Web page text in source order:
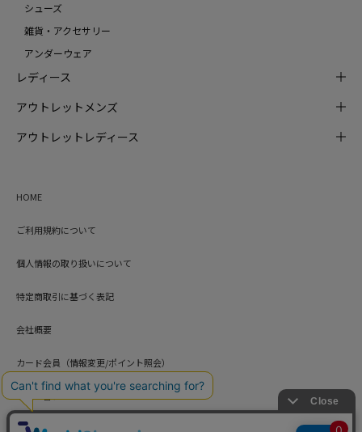
シューズ
雑貨・アクセサリー
アンダーウェア
レディース
アウトレットメンズ
アウトレットレディース
HOME
ご利用規約について
個人情報の取り扱いについて
特定商取引に基づく表記
会社概要
カード会員（情報変更/ポイント照会）